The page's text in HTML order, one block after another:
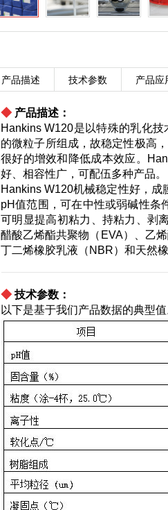
产品描述 技术参数 产品应
◆ 产品描述：
Hankins W120是以特殊的乳化
的微粒子所组成，故稳定性极高
很好的增效和降低成本效应。
好、相容性广，可配伍多种产品。
Hankins W120机械稳定性好，
pH值范围，可在中性或弱碱性条
可明显提高初粘力、持粘力、剥
醋酸乙烯酯共聚物（EVA）、乙
丁二烯橡胶乳液（NBR）和天然
◆ 技术参数：
以下是基于我们产品数据的典型值